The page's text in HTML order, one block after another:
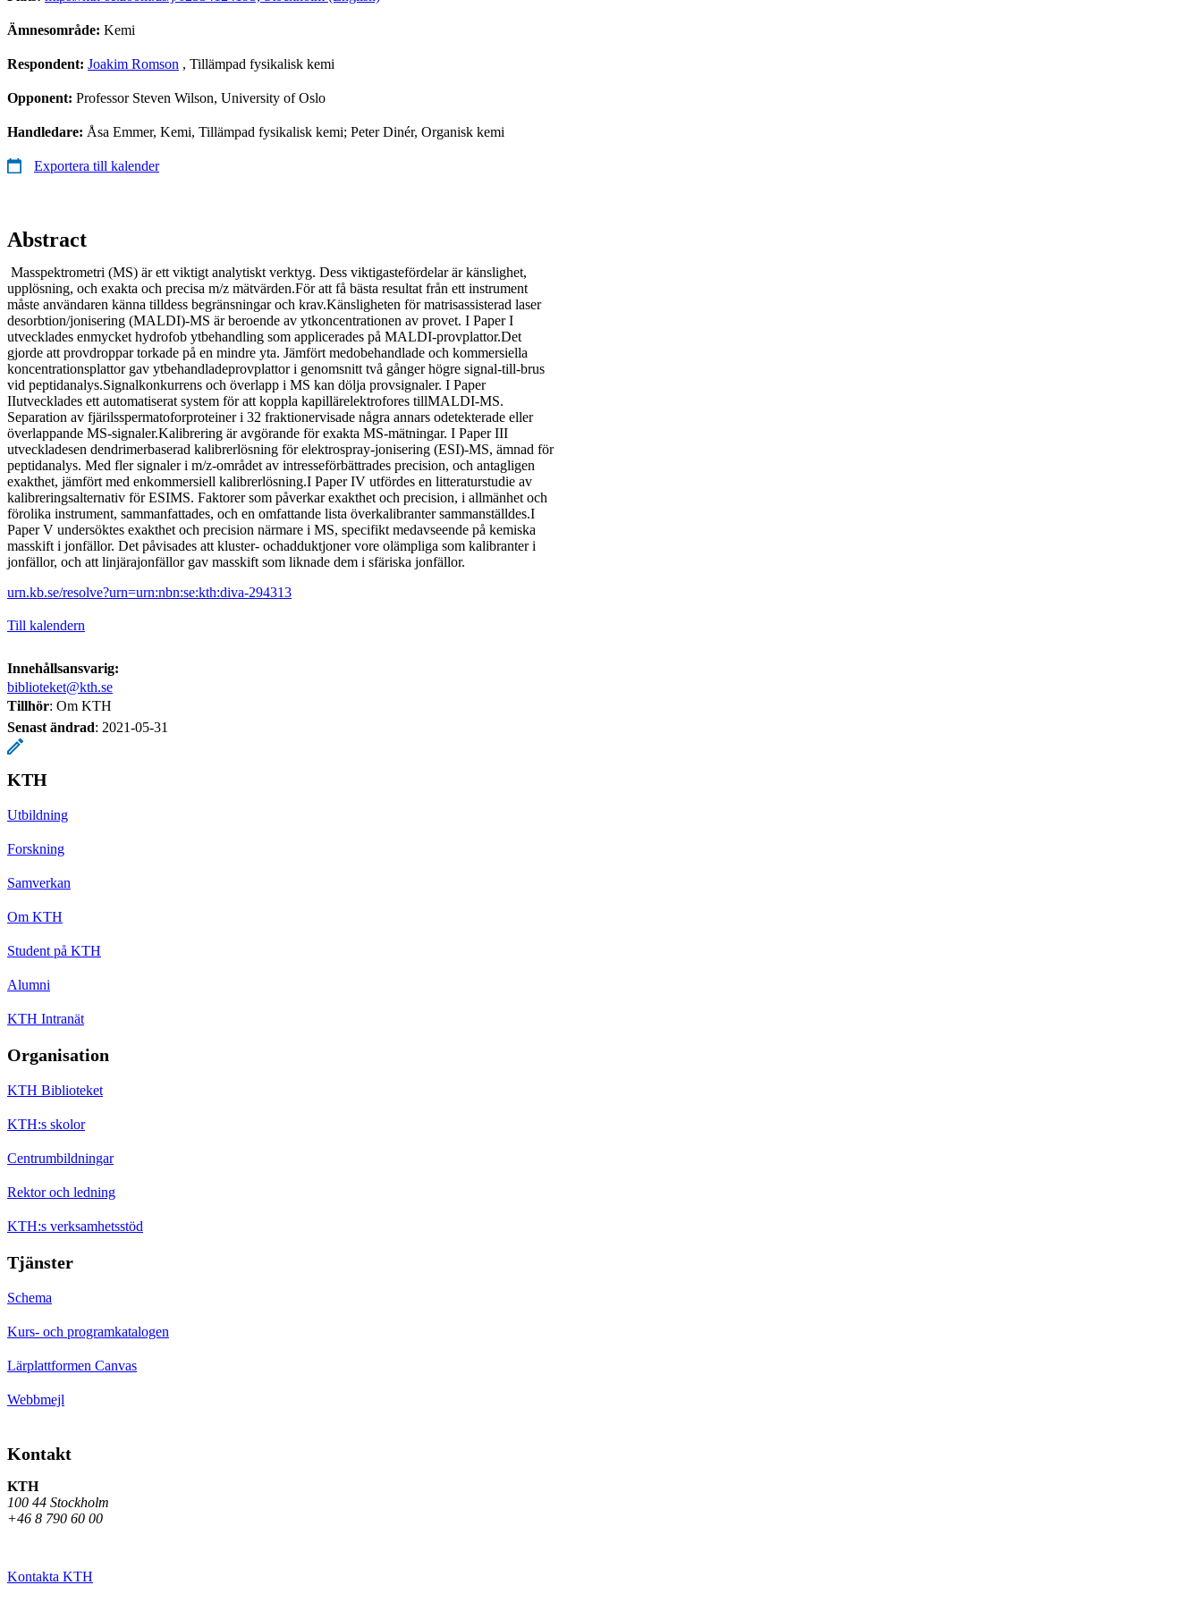
Ämnesområde: Kemi
Respondent: Joakim Romson , Tillämpad fysikalisk kemi
Opponent: Professor Steven Wilson, University of Oslo
Handledare: Åsa Emmer, Kemi, Tillämpad fysikalisk kemi; Peter Dinér, Organisk kemi
Exportera till kalender
Abstract
Masspektrometri (MS) är ett viktigt analytiskt verktyg. Dess viktigastefördelar är känslighet,
upplösning, och exakta och precisa m/z mätvärden.För att få bästa resultat från ett instrument
måste användaren känna tilldess begränsningar och krav.Känsligheten för matrisassisterad laser
desorbtion/jonisering (MALDI)-MS är beroende av ytkoncentrationen av provet. I Paper I
utvecklades enmycket hydrofob ytbehandling som applicerades på MALDI-provplattor.Det
gjorde att provdroppar torkade på en mindre yta. Jämfört medobehandlade och kommersiella
koncentrationsplattor gav ytbehandladeprovplattor i genomsnitt två gånger högre signal-till-brus
vid peptidanalys.Signalkonkurrens och överlapp i MS kan dölja provsignaler. I Paper
IIutvecklades ett automatiserat system för att koppla kapillärelektrofores tillMALDI-MS.
Separation av fjärilsspermatoforproteiner i 32 fraktionervisade några annars odetekterade eller
överlappande MS-signaler.Kalibrering är avgörande för exakta MS-mätningar. I Paper III
utveckladesen dendrimerbaserad kalibrerlösning för elektrospray-jonisering (ESI)-MS, ämnad för
peptidanalys. Med fler signaler i m/z-området av intresseförbättrades precision, och antagligen
exakthet, jämfört med enkommersiell kalibrerlösning.I Paper IV utfördes en litteraturstudie av
kalibreringsalternativ för ESIMS. Faktorer som påverkar exakthet och precision, i allmänhet och
förolika instrument, sammanfattades, och en omfattande lista överkalibranter sammanställdes.I
Paper V undersöktes exakthet och precision närmare i MS, specifikt medavseende på kemiska
masskift i jonfällor. Det påvisades att kluster- ochadduktjoner vore olämpliga som kalibranter i
jonfällor, och att linjärajonfällor gav masskift som liknade dem i sfäriska jonfällor.
urn.kb.se/resolve?urn=urn:nbn:se:kth:diva-294313
Till kalendern
Innehållsansvarig:
biblioteket@kth.se
Tillhör: Om KTH
Senast ändrad: 2021-05-31
KTH
Utbildning
Forskning
Samverkan
Om KTH
Student på KTH
Alumni
KTH Intranät
Organisation
KTH Biblioteket
KTH:s skolor
Centrumbildningar
Rektor och ledning
KTH:s verksamhetsstöd
Tjänster
Schema
Kurs- och programkatalogen
Lärplattformen Canvas
Webbmejl
Kontakt
KTH
100 44 Stockholm
+46 8 790 60 00
Kontakta KTH